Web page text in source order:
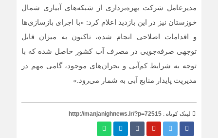
مدیرعامل شرکت بهره‌برداری از شبکه‌های آبیاری شمال
خوزستان نیز در این بازدید اعلام کرد: «با اجرای بازسازی‌ها
و اقدامات اصلاحی انجام‌ شده، تاکنون به میزان قابل
توجهی صرفه‌جویی در مصرف آب کشور حاصل شده که با
توجه به شرایط کم‌آبی و بحران‌های موجود، گامی مهم در
مدیریت پایدار منابع آبی به شمار می‌رود.»
لینک کوتاه : http://manjanighnews.ir/?p=72515